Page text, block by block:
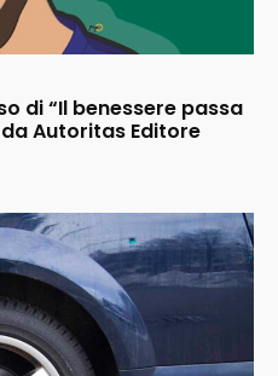
di “Il benessere passa
Autoritas Editore